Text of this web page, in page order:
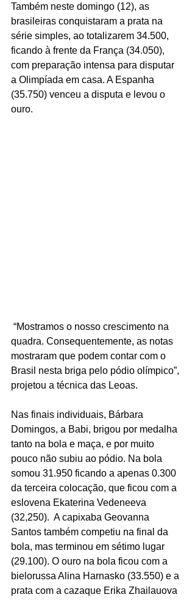
Também neste domingo (12), as
brasileiras conquistaram a prata na
série simples, ao totalizarem 34.500,
ficando à frente da França (34.050),
com preparação intensa para disputar
a Olimpíada em casa. A Espanha
(35.750) venceu a disputa e levou o
ouro.
“Mostramos o nosso crescimento na
quadra. Consequentemente, as notas
mostraram que podem contar com o
Brasil nesta briga pelo pódio olímpico”,
projetou a técnica das Leoas.
Nas finais individuais, Bárbara
Domingos, a Babi, brigou por medalha
tanto na bola e maça, e por muito
pouco não subiu ao pódio. Na bola
somou 31.950 ficando a apenas 0.300
da terceira colocação, que ficou com a
eslovena Ekaterina Vedeneeva
(32,250).  A capixaba Geovanna
Santos também competiu na final da
bola, mas terminou em sétimo lugar
(29.100). O ouro na bola ficou com a
bielorussa Alina Harnasko (33.550) e a
prata com a cazaque Erika Zhailauova